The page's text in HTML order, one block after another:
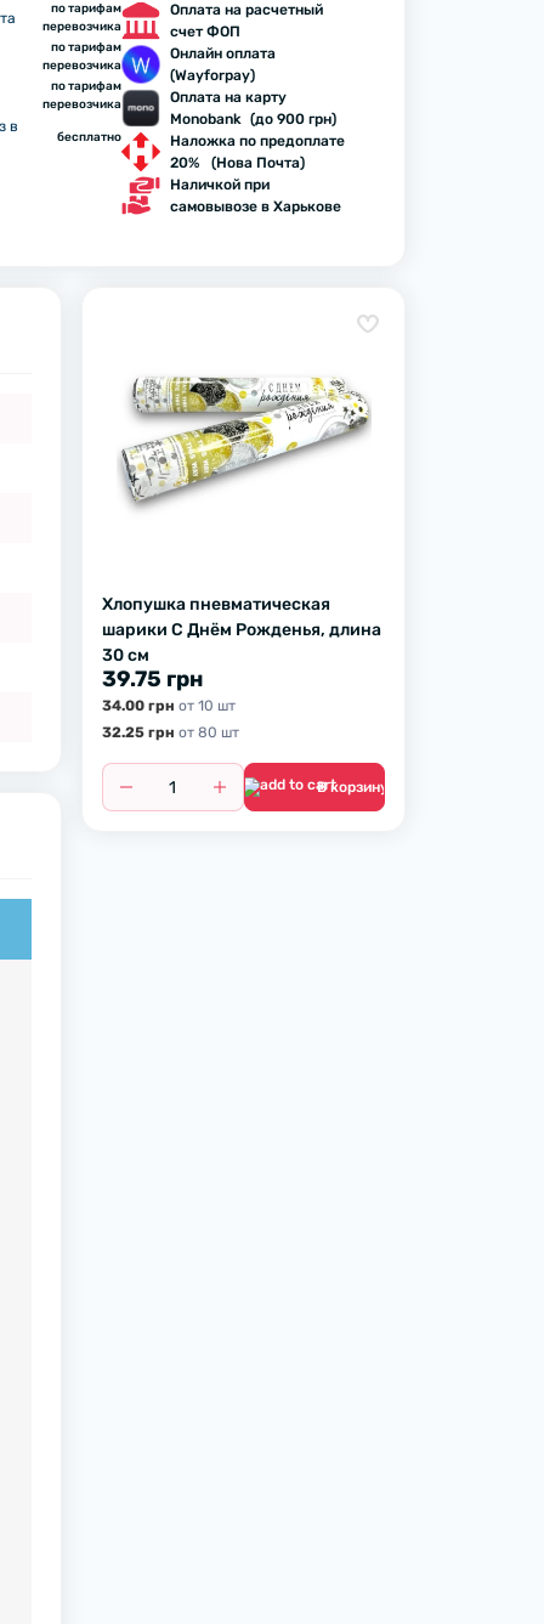
по тарифам
перевозчика
по тарифам
перевозчика
по тарифам
перевозчика
в
бесплатно
Оплата на расчетный
счет ФОП
Онлайн оплата
(Wayforpay)
Оплата на карту
Monobank (до 900 грн)
Наложка по предоплате
20% (Нова Почта)
Наличкой при
самовывозе в Харькове
Хлопушка пневматическая
шарики С Днём Рожденья, длина
30 см
39.75 грн
34.00 грн от 10 шт
32.25 грн от 80 шт
В корзину